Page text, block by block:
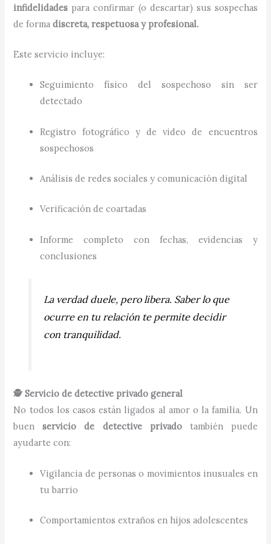
infidelidades para confirmar (o descartar) sus sospechas
de formadiscreta, respetuosa y profesional.
Este servicio incluye:
Seguimiento físico del sospechoso sin ser
detectado
Registro fotográfico y de video de encuentros
sospechosos
Análisis de redes sociales y comunicación digital
Verificación de coartadas
Informe completo con fechas, evidencias y
conclusiones
La verdad duele, pero libera. Saber lo que
ocurre en tu relación te permite decidir
con tranquilidad.
🕵️ Servicio de detective privado general
No todos los casos están ligados al amor o la familia. Un
buenservicio de detective privadotambién puede
ayudarte con:
Vigilancia de personas o movimientos inusuales en
tu barrio
Comportamientos extraños en hijos adolescentes